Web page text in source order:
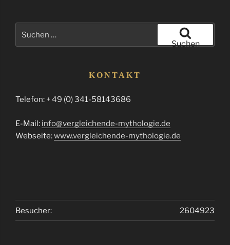
Suchen
KONTAKT
Telefon: + 49 (0) 341-58143686
E-Mail: info@vergleichende-mythologie.de
Webseite:www.vergleichende-mythologie.de
2604923
Besucher: